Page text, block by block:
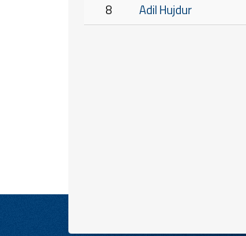
8
Adil Hujdur